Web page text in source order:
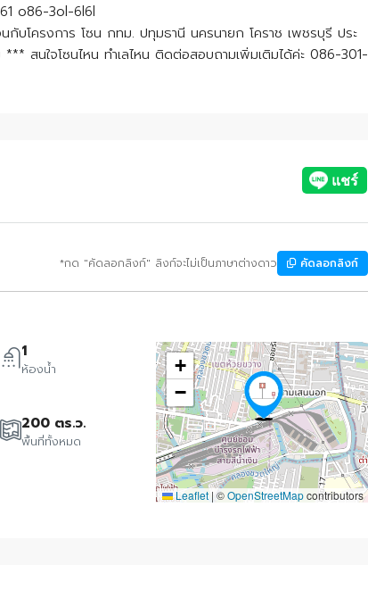
o86-3ol-6l6l
บโครงการ โซน กทม. ปทุมธานี นครนายก โคราช เพชรบุรี ประ
สนใจโซนไหน ทำเลไหน ติดต่อสอบถามเพิ่มเติมได้ค่ะ 086-301-
*กด "คัดลอกลิงก์" ลิงก์จะไม่เป็นภาษาต่างดาว คัดลอกลิงก์
1
ห้องน้ำ
200 ตร.ว.
พื้นที่ทั้งหมด
+
−
Leaflet | ©OpenStreetMapcontributors